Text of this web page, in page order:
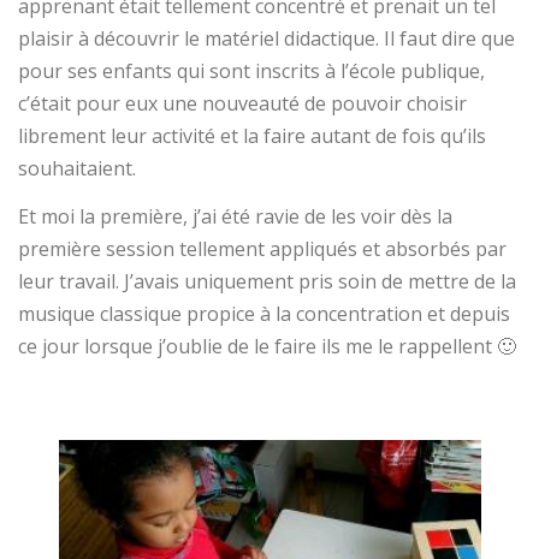
apprenant était tellement concentré et prenait un tel
plaisir à découvrir le matériel didactique. Il faut dire que
pour ses enfants qui sont inscrits à l’école publique,
c’était pour eux une nouveauté de pouvoir choisir
librement leur activité et la faire autant de fois qu’ils
souhaitaient.
Et moi la première, j’ai été ravie de les voir dès la
première session tellement appliqués et absorbés par
leur travail. J’avais uniquement pris soin de mettre de la
musique classique propice à la concentration et depuis
ce jour lorsque j’oublie de le faire ils me le rappellent 🙂